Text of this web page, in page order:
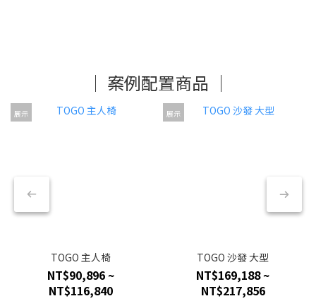
│ 案例配置商品 │
展示
TOGO 主人椅
NT$90,896 ~
NT$116,840
展示
TOGO 沙發 大型
NT$169,188 ~
NT$217,856